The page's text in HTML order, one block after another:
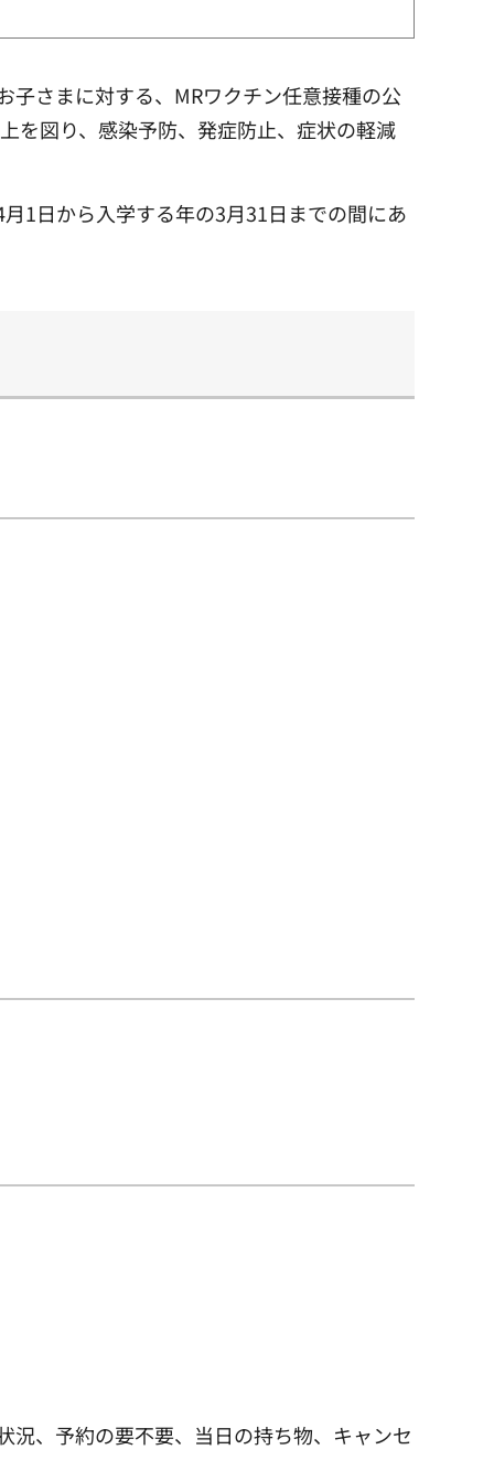
さまに対する、MRワクチン任意接種の公
を図り、感染予防、発症防止、症状の軽減
1日から入学する年の3月31日までの間にあ
、予約の要不要、当日の持ち物、キャンセ